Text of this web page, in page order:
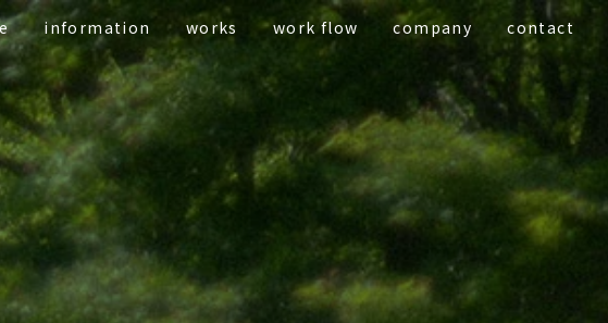
information works work flow company contact